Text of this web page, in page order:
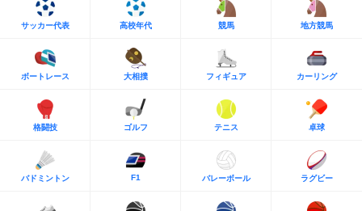
サッカー代表 高校年代 競馬 地方競馬
ボートレース 大相撲 フィギュア カーリング
格闘技 ゴルフ テニス 卓球
バドミントン F1 バレーボール ラグビー